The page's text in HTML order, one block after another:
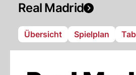
Real Madrid
Übersicht Spielplan